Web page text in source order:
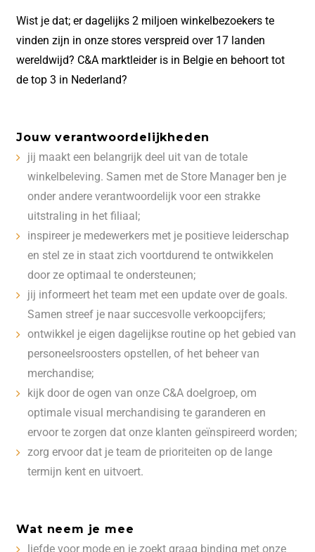
Wist je dat; er dagelijks 2 miljoen winkelbezoekers te
vinden zijn in onze stores verspreid over 17 landen
wereldwijd? C&A marktleider is in Belgie en behoort tot
de top 3 in Nederland?
Jouw verantwoordelijkheden
jij maakt een belangrijk deel uit van de totale
winkelbeleving. Samen met de Store Manager ben je
onder andere verantwoordelijk voor een strakke
uitstraling in het filiaal;
inspireer je medewerkers met je positieve leiderschap
en stel ze in staat zich voortdurend te ontwikkelen
door ze optimaal te ondersteunen;
jij informeert het team met een update over de goals.
Samen streef je naar succesvolle verkoopcijfers;
ontwikkel je eigen dagelijkse routine op het gebied van
personeelsroosters opstellen, of het beheer van
merchandise;
kijk door de ogen van onze C&A doelgroep, om
optimale visual merchandising te garanderen en
ervoor te zorgen dat onze klanten geïnspireerd worden;
zorg ervoor dat je team de prioriteiten op de lange
termijn kent en uitvoert.
Wat neem je mee
liefde voor mode en je zoekt graag binding met onze